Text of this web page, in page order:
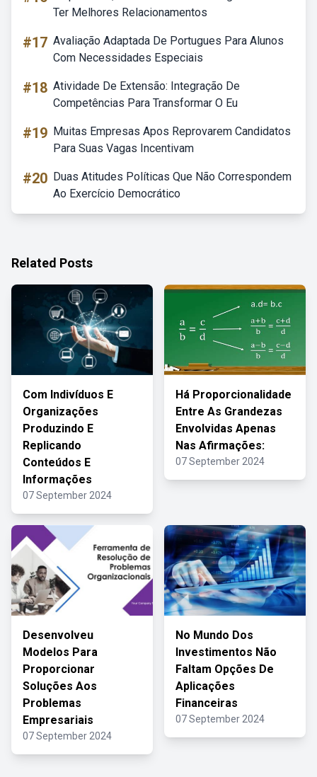
Ter Melhores Relacionamentos
#17 Avaliação Adaptada De Portugues Para Alunos
Com Necessidades Especiais
#18 Atividade De Extensão: Integração De
Competências Para Transformar O Eu
#19 Muitas Empresas Apos Reprovarem Candidatos
Para Suas Vagas Incentivam
#20 Duas Atitudes Políticas Que Não Correspondem
Ao Exercício Democrático
Related Posts
Com Indivíduos E
Organizações
Produzindo E
Replicando
Conteúdos E
Informações
07 September 2024
Há Proporcionalidade
Entre As Grandezas
Envolvidas Apenas
Nas Afirmações:
07 September 2024
Desenvolveu
Modelos Para
Proporcionar
Soluções Aos
Problemas
Empresariais
07 September 2024
No Mundo Dos
Investimentos Não
Faltam Opções De
Aplicações
Financeiras
07 September 2024